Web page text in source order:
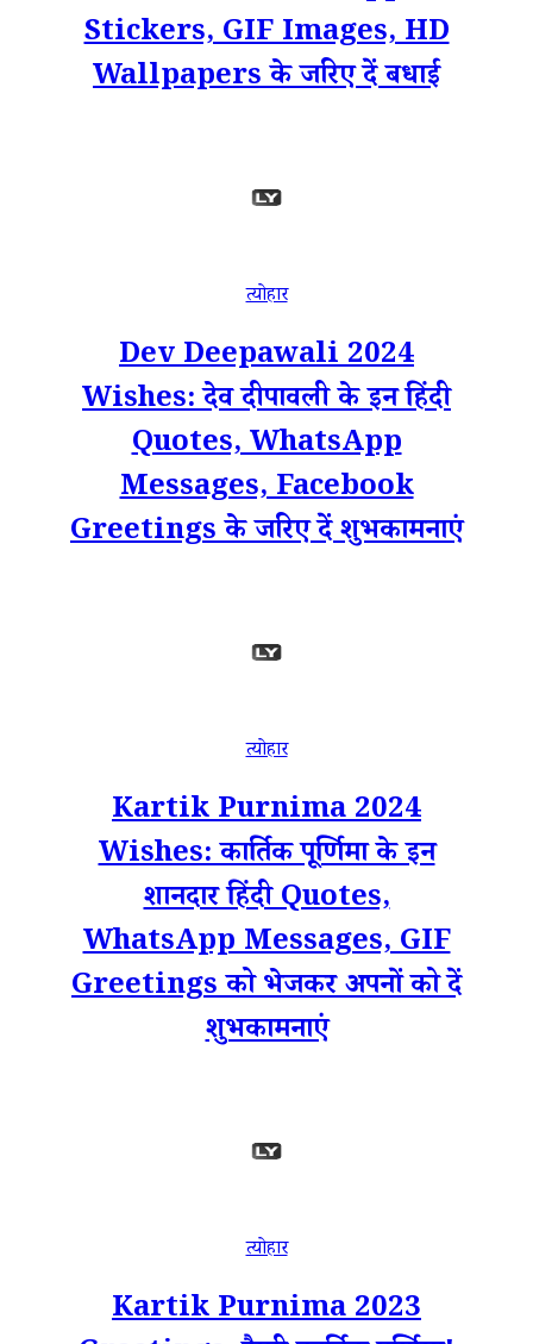
Stickers, GIF Images, HD
Wallpapers के जरिए दें बधाई
त्योहार
Dev Deepawali 2024
Wishes: देव दीपावली के इन हिंदी
Quotes, WhatsApp
Messages, Facebook
Greetings के जरिए दें शुभकामनाएं
त्योहार
Kartik Purnima 2024
Wishes: कार्तिक पूर्णिमा के इन
शानदार हिंदी Quotes,
WhatsApp Messages, GIF
Greetings को भेजकर अपनों को दें
शुभकामनाएं
त्योहार
Kartik Purnima 2023